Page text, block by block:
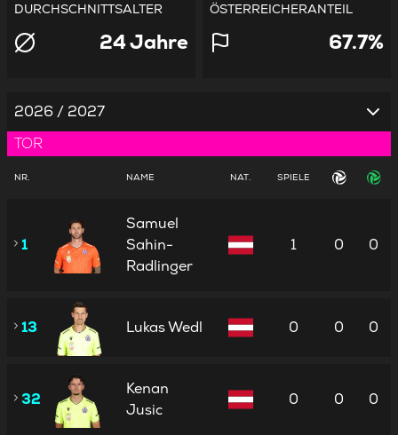
DURCHSCHNITTSALTER
24 Jahre
ÖSTERREICHERANTEIL
67.7%
2026 / 2027
TOR
NR. NAME NAT. SPIELE
1
Samuel
Sahin-
Radlinger
1 0 0
13 Lukas Wedl 0 0 0
32
Kenan
Jusic
0 0 0